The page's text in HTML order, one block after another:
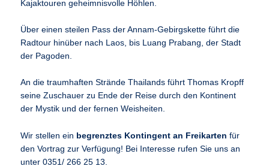
Kajaktouren geheimnisvolle Höhlen.
Über einen steilen Pass der Annam-Gebirgskette führt die
Radtour hinüber nach Laos, bis Luang Prabang, der Stadt
der Pagoden.
An die traumhaften Strände Thailands führt Thomas Kropff
seine Zuschauer zu Ende der Reise durch den Kontinent
der Mystik und der fernen Weisheiten.
Wir stellen ein begrenztes Kontingent an Freikarten für
den Vortrag zur Verfügung! Bei Interesse rufen Sie uns an
unter 0351/ 266 25 13.